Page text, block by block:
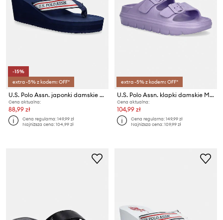
-15%
extra -5% z kodem: OFF*
U.S. Polo Assn. japonki damskie CHANY006B
Cena aktualna:
88,99 zł
Cena regularna:149,99 zł
Najniższa cena:104,99 zł
extra -5% z kodem: OFF*
U.S. Polo Assn. klapki damskie MALIBU001
Cena aktualna:
104,99 zł
Cena regularna:149,99 zł
Najniższa cena:109,99 zł